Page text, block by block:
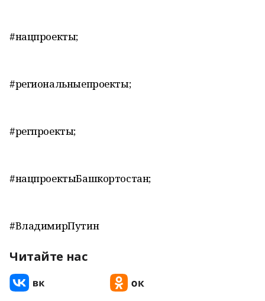
#нацпроекты;
#региональныепроекты;
#регпроекты;
#нацпроектыБашкортостан;
#ВладимирПутин
Читайте нас